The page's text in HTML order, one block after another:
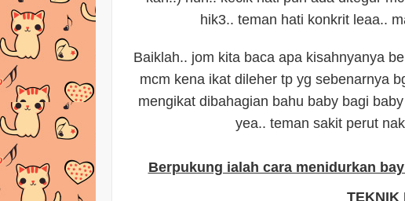
hik3.. teman hati konkrit leaa..
Baiklah.. jom kita baca apa kisahnyanya
mcm kena ikat dileher tp yg sebenarnya
mengikat dibahagian bahu baby bagi
yea.. teman sakit perut
Berpukung ialah cara menidurkan
TEKNIK